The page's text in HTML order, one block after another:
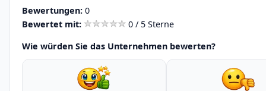
Bewertungen: 0
Bewertet mit:
0 / 5 Sterne
Wie würden Sie das Unternehmen bewerten?